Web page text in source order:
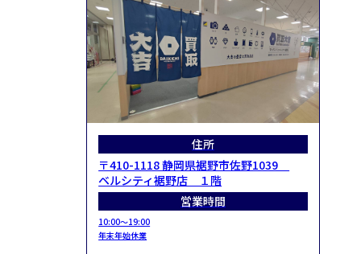
住所
〒410-1118 静岡県裾野市佐野1039
ベルシティ裾野店 １階
営業時間
10:00～19:00
年末年始休業